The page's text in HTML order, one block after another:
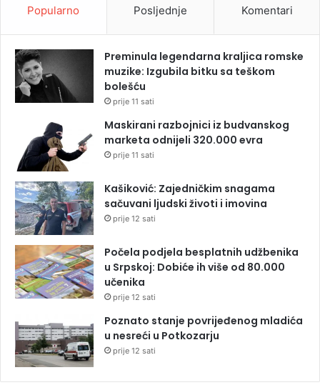
Popularno Posljednje Komentari
Preminula legendarna kraljica romske
muzike: Izgubila bitku sa teškom
bolešću
prije 11 sati
Maskirani razbojnici iz budvanskog
marketa odnijeli 320.000 evra
prije 11 sati
Kašiković: Zajedničkim snagama
sačuvani ljudski životi i imovina
prije 12 sati
Počela podjela besplatnih udžbenika
u Srpskoj: Dobiće ih više od 80.000
učenika
prije 12 sati
Poznato stanje povrijeđenog mladića
u nesreći u Potkozarju
prije 12 sati